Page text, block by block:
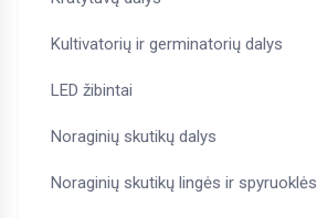
Kultivatorių ir germinatorių dalys
LED žibintai
Noraginių skutikų dalys
Noraginių skutikų lingės ir spyruoklės